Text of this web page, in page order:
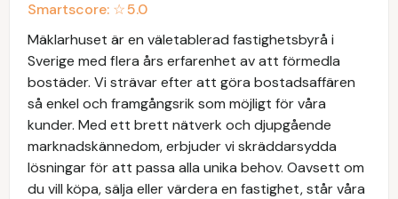
Smartscore: ☆5.0
Mäklarhuset är en väletablerad fastighetsbyrå i
Sverige med flera års erfarenhet av att förmedla
bostäder. Vi strävar efter att göra bostadsaffären
så enkel och framgångsrik som möjligt för våra
kunder. Med ett brett nätverk och djupgående
marknadskännedom, erbjuder vi skräddarsydda
lösningar för att passa alla unika behov. Oavsett om
du vill köpa, sälja eller värdera en fastighet, står våra